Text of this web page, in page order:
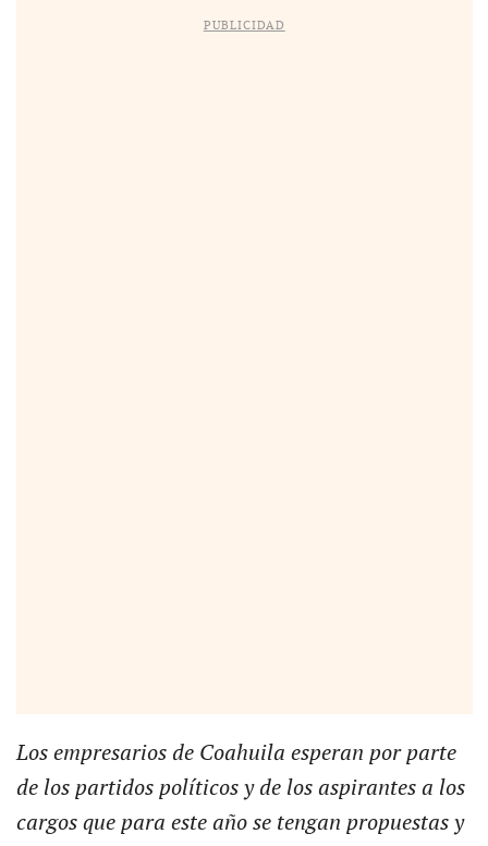
PUBLICIDAD
Los empresarios de Coahuila esperan por parte
de los partidos políticos y de los aspirantes a los
cargos que para este año se tengan propuestasy